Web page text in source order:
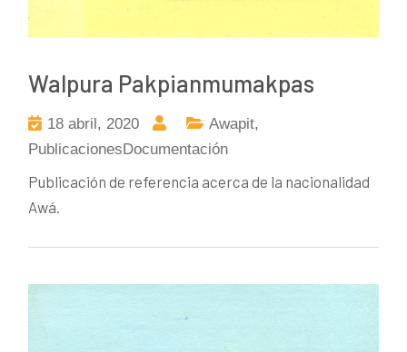
Walpura Pakpianmumakpas
18 abril, 2020 Awapit,
PublicacionesDocumentación
Publicación de referencia acerca de la nacionalidad
Awá.